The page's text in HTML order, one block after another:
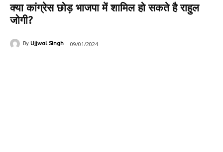
क्या कांग्रेस छोड़ भाजपा में शामिल हो सकते है राहुल
जोगी?
By Ujjwal Singh 09/01/2024